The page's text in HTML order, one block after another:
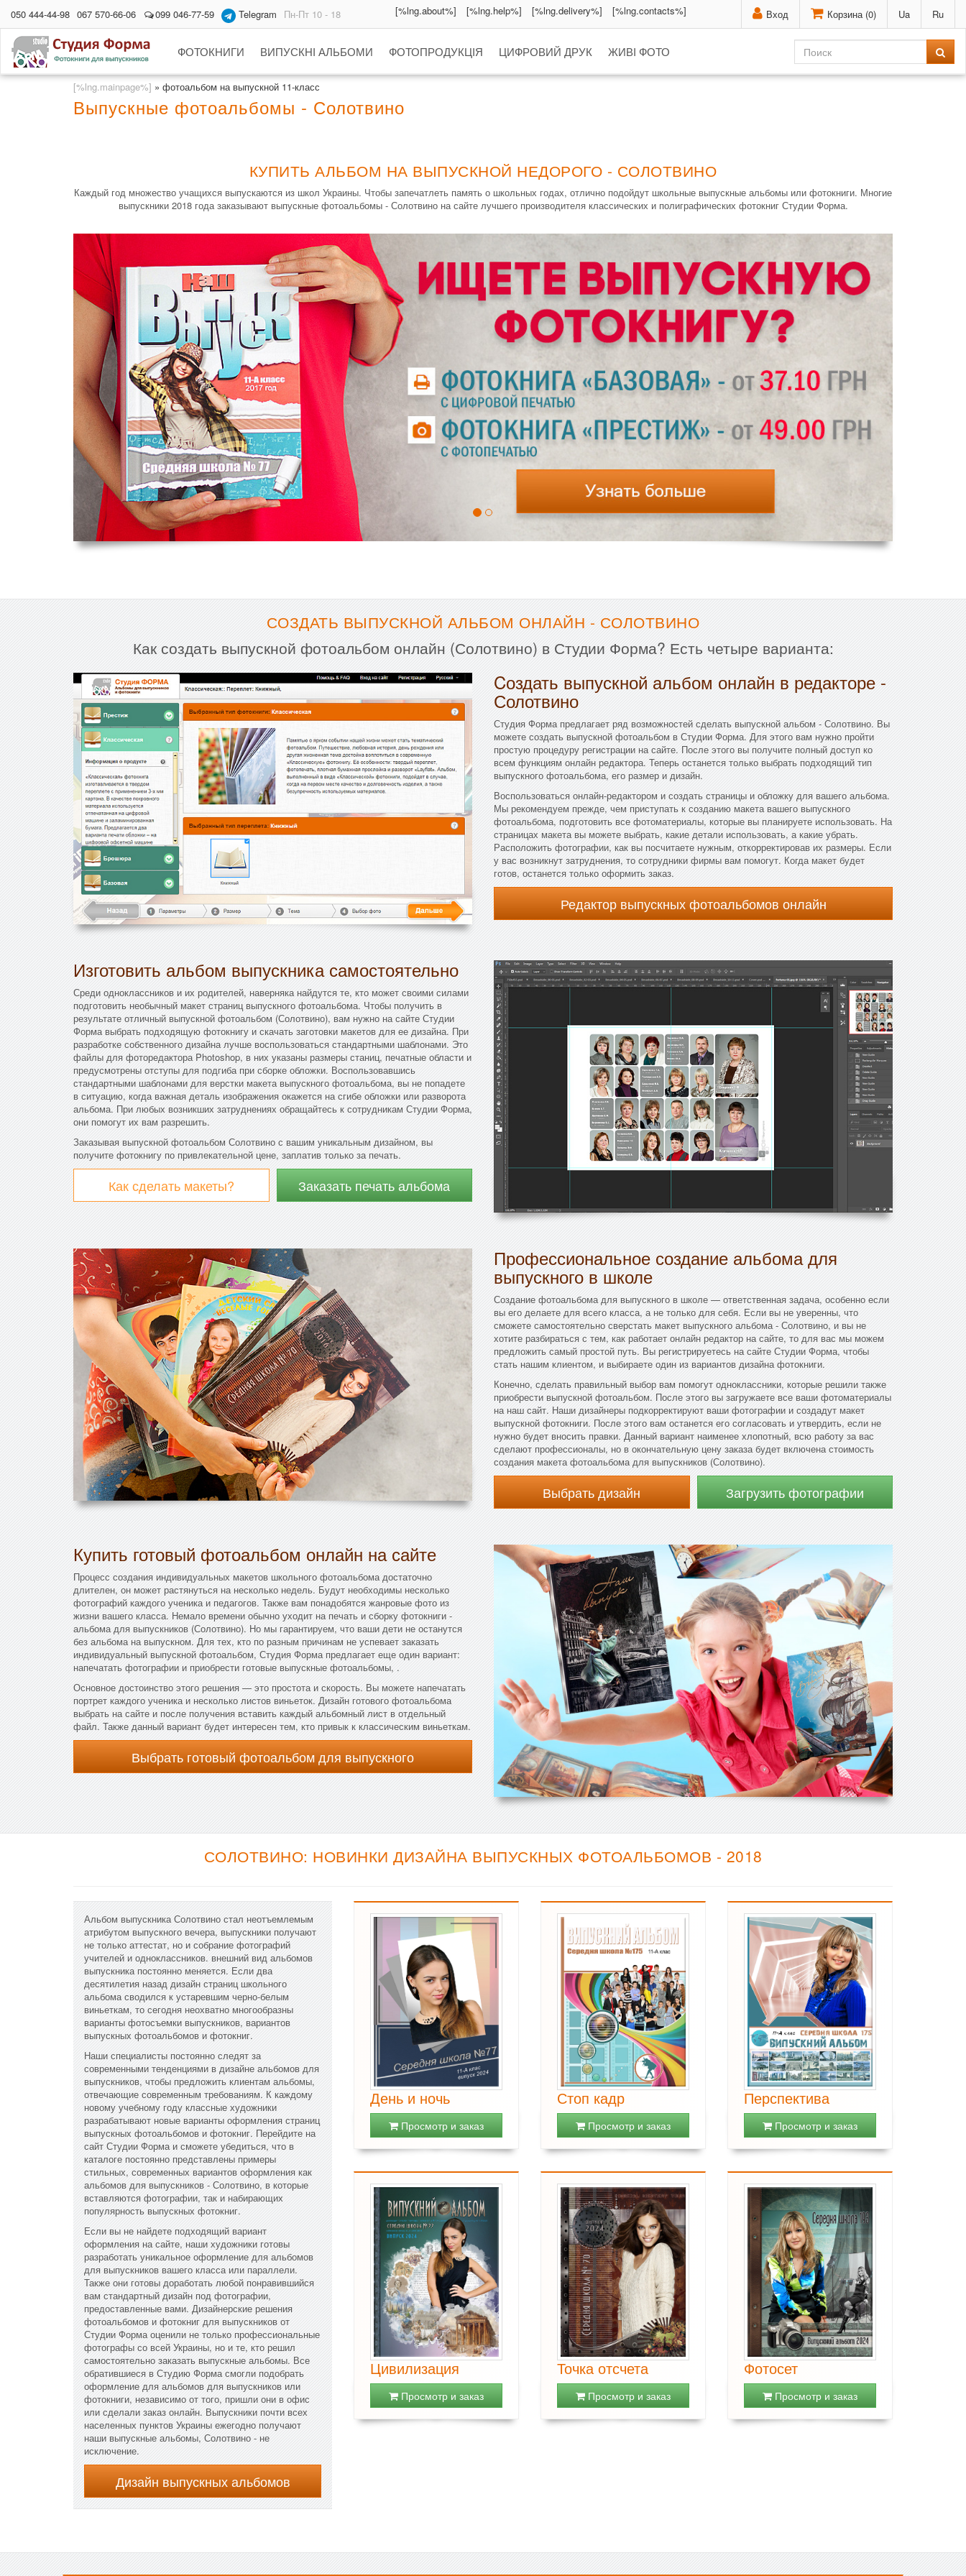
Вход Корзина (0) Ua Ru
050 444-44-98 067 570-66-06 099 046-77-59 Telegram Пн-Пт 10 - 18 [%lng.about%] [%lng.help%] [%lng.delivery%] [%lng.contacts%]
ФОТОКНИГИ ВИПУСКНІ АЛЬБОМИ ФОТОПРОДУКЦІЯ ЦИФРОВИЙ ДРУК ЖИВІ ФОТО
[%lng.mainpage%] » фотоальбом на выпускной 11-класс
Выпускные фотоальбомы - Солотвино
КУПИТЬ АЛЬБОМ НА ВЫПУСКНОЙ НЕДОРОГО - СОЛОТВИНО
Каждый год множество учащихся выпускаются из школ Украины. Чтобы запечатлеть память о школьных годах, отлично подойдут школьные выпускные альбомы или фотокниги. Многие
выпускники 2018 года заказывают выпускные фотоальбомы - Солотвино на сайте лучшего производителя классических и полиграфических фотокниг Студии Форма.
СОЗДАТЬ ВЫПУСКНОЙ АЛЬБОМ ОНЛАЙН - СОЛОТВИНО
Как создать выпускной фотоальбом онлайн (Солотвино) в Студии Форма? Есть четыре варианта:
Cоздать выпускной альбом онлайн в редакторе -
Солотвино
Студия Форма предлагает ряд возможностей сделать выпускной альбом - Солотвино. Вы
можете создать выпускной фотоальбом в Студии Форма. Для этого вам нужно пройти
простую процедуру регистрации на сайте. После этого вы получите полный доступ ко
всем функциям онлайн редактора. Теперь останется только выбрать подходящий тип
выпускного фотоальбома, его размер и дизайн.
Воспользоваться онлайн-редактором и создать страницы и обложку для вашего альбома.
Мы рекомендуем прежде, чем приступать к созданию макета вашего выпускного
фотоальбома, подготовить все фотоматериалы, которые вы планируете использовать. На
страницах макета вы можете выбрать, какие детали использовать, а какие убрать.
Расположить фотографии, как вы посчитаете нужным, откорректировав их размеры. Если
у вас возникнут затруднения, то сотрудники фирмы вам помогут. Когда макет будет
готов, останется только оформить заказ.
Редактор выпускных фотоальбомов онлайн
Изготовить альбом выпускника самостоятельно
Среди одноклассников и их родителей, наверняка найдутся те, кто может своими силами
подготовить необычный макет страниц выпускного фотоальбома. Чтобы получить в
результате отличный выпускной фотоальбом (Солотвино), вам нужно на сайте Студии
Форма выбрать подходящую фотокнигу и скачать заготовки макетов для ее дизайна. При
разработке собственного дизайна лучше воспользоваться стандартными шаблонами. Это
файлы для фоторедактора Photoshop, в них указаны размеры станиц, печатные области и
предусмотрены отступы для подгиба при сборке обложки. Воспользовавшись
стандартными шаблонами для верстки макета выпускного фотоальбома, вы не попадете
в ситуацию, когда важная деталь изображения окажется на сгибе обложки или разворота
альбома. При любых возникших затруднениях обращайтесь к сотрудникам Студии Форма,
они помогут их вам разрешить.
Заказывая выпускной фотоальбом Солотвино с вашим уникальным дизайном, вы
получите фотокнигу по привлекательной цене, заплатив только за печать.
Как сделать макеты? Заказать печать альбома
Профессиональное создание альбома для
выпускного в школе
Создание фотоальбома для выпускного в школе — ответственная задача, особенно если
вы его делаете для всего класса, а не только для себя. Если вы не уверенны, что
сможете самостоятельно сверстать макет выпускного альбома - Солотвино, и вы не
хотите разбираться с тем, как работает онлайн редактор на сайте, то для вас мы можем
предложить самый простой путь. Вы регистрируетесь на сайте Студии Форма, чтобы
стать нашим клиентом, и выбираете один из вариантов дизайна фотокниги.
Конечно, сделать правильный выбор вам помогут одноклассники, которые решили также
приобрести выпускной фотоальбом. После этого вы загружаете все ваши фотоматериалы
на наш сайт. Наши дизайнеры подкорректируют ваши фотографии и создадут макет
выпускной фотокниги. После этого вам останется его согласовать и утвердить, если не
нужно будет вносить правки. Данный вариант наименее хлопотный, всю работу за вас
сделают профессионалы, но в окончательную цену заказа будет включена стоимость
создания макета фотоальбома для выпускников (Солотвино).
Выбрать дизайн Загрузить фотографии
Купить готовый фотоальбом онлайн на сайте
Процесс создания индивидуальных макетов школьного фотоальбома достаточно
длителен, он может растянуться на несколько недель. Будут необходимы несколько
фотографий каждого ученика и педагогов. Также вам понадобятся жанровые фото из
жизни вашего класса. Немало времени обычно уходит на печать и сборку фотокниги -
альбома для выпускников (Солотвино). Но мы гарантируем, что ваши дети не останутся
без альбома на выпускном. Для тех, кто по разным причинам не успевает заказать
индивидуальный выпускной фотоальбом, Студия Форма предлагает еще один вариант:
напечатать фотографии и приобрести готовые выпускные фотоальбомы, .
Основное достоинство этого решения — это простота и скорость. Вы можете напечатать
портрет каждого ученика и несколько листов виньеток. Дизайн готового фотоальбома
выбрать на сайте и после получения вставить каждый альбомный лист в отдельный
файл. Также данный вариант будет интересен тем, кто привык к классическим виньеткам.
Выбрать готовый фотоальбом для выпускного
СОЛОТВИНО: НОВИНКИ ДИЗАЙНА ВЫПУСКНЫХ ФОТОАЛЬБОМОВ - 2018
Альбом выпускника Солотвино стал неотъемлемым
атрибутом выпускного вечера, выпускники получают
не только аттестат, но и собрание фотографий
учителей и одноклассников. внешний вид альбомов
выпускника постоянно меняется. Если два
десятилетия назад дизайн страниц школьного
альбома сводился к устаревшим черно-белым
виньеткам, то сегодня неохватно многообразны
варианты фотосъемки выпускников, вариантов
выпускных фотоальбомов и фотокниг.
Наши специалисты постоянно следят за
современными тенденциями в дизайне альбомов для
выпускников, чтобы предложить клиентам альбомы,
отвечающие современным требованиям. К каждому
новому учебному году классные художники
разрабатывают новые варианты оформления страниц
выпускных фотоальбомов и фотокниг. Перейдите на
сайт Студии Форма и сможете убедиться, что в
каталоге постоянно представлены примеры
стильных, современных вариантов оформления как
альбомов для выпускников - Солотвино, в которые
вставляются фотографии, так и набирающих
популярность выпускных фотокниг.
Если вы не найдете подходящий вариант
оформления на сайте, наши художники готовы
разработать уникальное оформление для альбомов
для выпускников вашего класса или параллели.
Также они готовы доработать любой понравившийся
вам стандартный дизайн под фотографии,
предоставленные вами. Дизайнерские решения
фотоальбомов и фотокниг для выпускников от
Студии Форма оценили не только профессиональные
фотографы со всей Украины, но и те, кто решил
самостоятельно заказать выпускные альбомы. Все
обратившиеся в Студию Форма смогли подобрать
оформление для альбомов для выпускников или
фотокниги, независимо от того, пришли они в офис
или сделали заказ онлайн. Выпускники почти всех
населенных пунктов Украины ежегодно получают
наши выпускные альбомы, Солотвино - не
исключение.
Дизайн выпускных альбомов
День и ночь
Просмотр и заказ
Стоп кадр
Просмотр и заказ
Перспектива
Просмотр и заказ
Цивилизация
Просмотр и заказ
Точка отсчета
Просмотр и заказ
Фотосет
Просмотр и заказ